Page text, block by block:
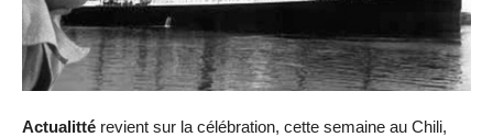
Actualitté revient sur la célébration, cette semaine au Chili,